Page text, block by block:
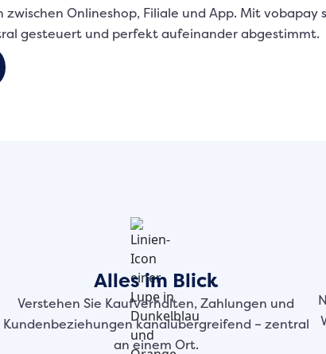
Onlineshop, Filiale und App. Mit
gesteuert und perfekt aufeinander abgestimmt.
Alles im Blick
Verstehen Sie Kaufverhalten, Zahlungen und
Kundenbeziehungen kanalübergreifend – zentral
an einem Ort.